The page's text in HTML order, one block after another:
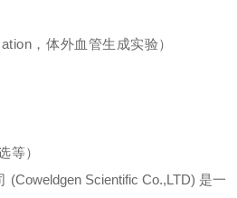
，体外血管生成实验）
等）
(Coweldgen Scientific Co.,LTD) 是一